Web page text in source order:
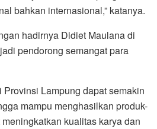
bahkan internasional,” katanya.
hadirnya Didiet Maulana di
pendorong semangat para
Provinsi Lampung dapat semakin
mampu menghasilkan produk-
kualitas karya dan